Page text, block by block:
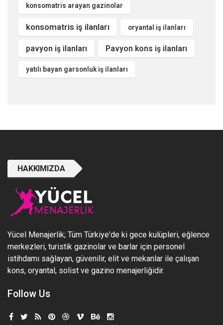
konsomatris arayan gazinolar
konsomatris iş ilanları oryantal iş ilanları
pavyon iş ilanları Pavyon kons iş ilanları
yatılı bayan garsonluk iş ilanları
HAKKIMIZDA
Yücel Menajerlik; Tüm Türkiye'de ki gece kulüpleri, eğlence
merkezleri, turistik gazinolar ve barlar için personel
istihdamı sağlayan, güvenilir, elit ve mekanlar ile çalışan
kons, oryantal, solist ve gazino menajerliğidir.
Follow Us